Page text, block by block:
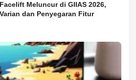
Meluncur di GIIAS 2026,
dan Penyegaran Fitur